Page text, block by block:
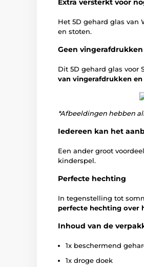
Extra versterkt voor
Het 5D gehard glas van
en stoten.
Geen vingerafdrukken
Dit 5D gehard glas voor
van vingerafdrukken en
*Afbeeldingen hebben
Iedereen kan het
Een ander groot
kinderspel.
Perfecte hechting
In tegenstelling tot
perfecte hechting over
Inhoud van de
1x beschermend
1x droge doek